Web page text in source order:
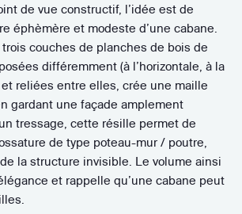
de vue constructif, l’idée est de
éphèmère et modeste d’une cabane.
trois couches de planches de bois de
différemment (à l’horizontale, à la
et reliées entre elles, crée une maille
gardant une façade amplement
tressage, cette résille permet de
de type poteau-mur / poutre,
la structure invisible. Le volume ainsi
et rappelle qu’une cabane peut